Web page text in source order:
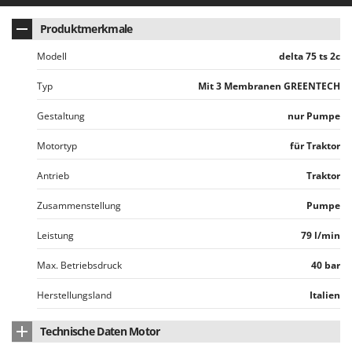
Mowox
MTD
New O.M.R.A.
Nilfisk
Ninja
Novatec
Novital
NuAir
NuovaFac
Officine Savioli
Oliviero
Olix
OMA
Produktmerkmale
Modell delta 75 ts 2c
Typ Mit 3 Membranen GREENTECH
Gestaltung nur Pumpe
Motortyp für Traktor
Antrieb Traktor
Zusammenstellung Pumpe
Leistung 79 l/min
Max. Betriebsdruck 40 bar
Herstellungsland Italien
Technische Daten Motor